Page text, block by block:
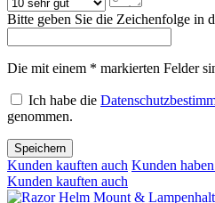
Bitte geben Sie die Zeichenfolge in
Die mit einem * markierten Felder
Ich habe die
genommen.
Speichern
Kunden kauften auch Kunden
Kunden kauften auch